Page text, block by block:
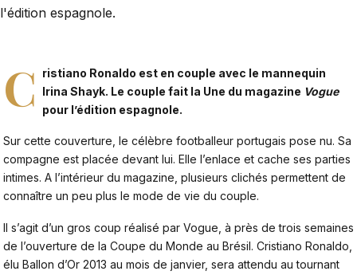
l'édition espagnole.
C
ristiano Ronaldo est en couple avec le mannequin
Irina Shayk. Le couple fait la Une du magazine Vogue
pour l’édition espagnole.
Sur cette couverture, le célèbre footballeur portugais pose nu. Sa
compagne est placée devant lui. Elle l’enlace et cache ses parties
intimes. A l’intérieur du magazine, plusieurs clichés permettent de
connaître un peu plus le mode de vie du couple.
Il s’agit d’un gros coup réalisé par Vogue, à près de trois semaines
de l’ouverture de la Coupe du Monde au Brésil. Cristiano Ronaldo,
élu Ballon d’Or 2013 au mois de janvier, sera attendu au tournant